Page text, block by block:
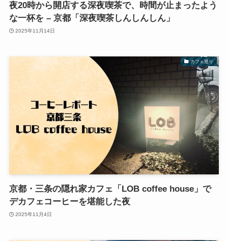
夜20時から開店する深夜喫茶で、時間が止まったよう
な一杯を – 京都「深夜喫茶しんしんしん」
2025年11月14日
カフェ巡り
京都・三条の隠れ家カフェ「LOB coffee house」で
デカフェコーヒーを堪能した夜
2025年11月4日